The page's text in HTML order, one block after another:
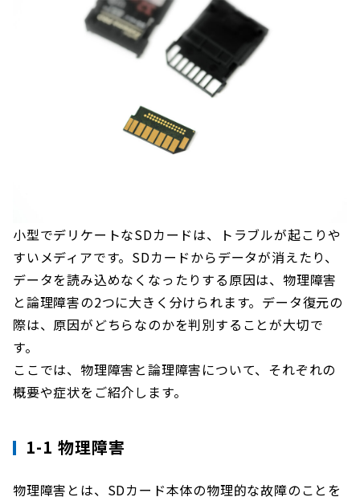
小型でデリケートなSDカードは、トラブルが起こりや
すいメディアです。SDカードからデータが消えたり、
データを読み込めなくなったりする原因は、物理障害
と論理障害の2つに大きく分けられます。データ復元の
際は、原因がどちらなのかを判別することが大切で
す。
ここでは、物理障害と論理障害について、それぞれの
概要や症状をご紹介します。
1-1 物理障害
物理障害とは、SDカード本体の物理的な故障のことを